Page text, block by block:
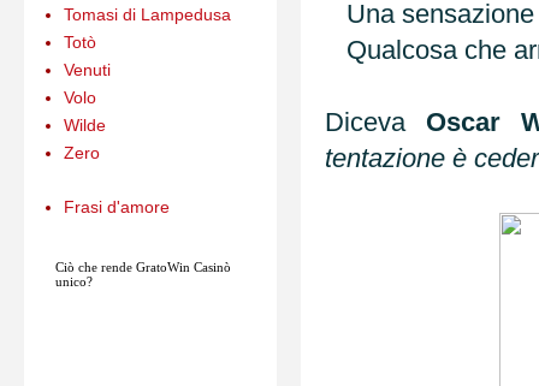
Una
Qualcosa che
Diceva Oscar
tentazione è
Tomasi di Lampedusa
Totò
Venuti
Volo
Wilde
Zero
Frasi d'amore
Ciò che rende GratoWin Casinò
unico?